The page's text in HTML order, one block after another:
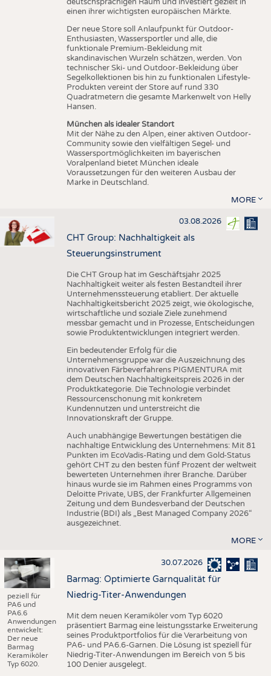
einen ihrer wichtigsten europäischen Märkte.
Der neue Store soll Anlaufpunkt für Outdoor-
Enthusiasten, Wassersportler und alle, die
funktionale Premium-Bekleidung mit
skandinavischen Wurzeln schätzen, werden. Von
technischer Ski- und Outdoor-Bekleidung über
Segelkollektionen bis hin zu funktionalen Lifestyle-
Produkten vereint der Store auf rund 330
Quadratmetern die gesamte Markenwelt von Helly
Hansen.
München als idealer Standort
Mit der Nähe zu den Alpen, einer aktiven Outdoor-
Community sowie den vielfältigen Segel- und
Wassersportmöglichkeiten im bayerischen
Voralpenland bietet München ideale
Voraussetzungen für den weiteren Ausbau der
Marke in Deutschland.
MORE
03.08.2026
CHT Group: Nachhaltigkeit als
Steuerungsinstrument
Die CHT Group hat im Geschäftsjahr 2025
Nachhaltigkeit weiter als festen Bestandteil ihrer
Unternehmenssteuerung etabliert. Der aktuelle
Nachhaltigkeitsbericht 2025 zeigt, wie ökologische,
wirtschaftliche und soziale Ziele zunehmend
messbar gemacht und in Prozesse, Entscheidungen
sowie Produktentwicklungen integriert werden.
Ein bedeutender Erfolg für die
Unternehmensgruppe war die Auszeichnung des
innovativen Färbeverfahrens PIGMENTURA mit
dem Deutschen Nachhaltigkeitspreis 2026 in der
Produktkategorie. Die Technologie verbindet
Ressourcenschonung mit konkretem
Kundennutzen und unterstreicht die
Innovationskraft der Gruppe.
Auch unabhängige Bewertungen bestätigen die
nachhaltige Entwicklung des Unternehmens: Mit 81
Punkten im EcoVadis-Rating und dem Gold-Status
gehört CHT zu den besten fünf Prozent der weltweit
bewerteten Unternehmen ihrer Branche. Darüber
hinaus wurde sie im Rahmen eines Programms von
Deloitte Private, UBS, der Frankfurter Allgemeinen
Zeitung und dem Bundesverband der Deutschen
Industrie (BDI) als „Best Managed Company 2026“
ausgezeichnet.
MORE
peziell für
PA6 und
PA6.6
Anwendungen
entwickelt:
Der neue
Barmag
Keramiköler
Typ 6020.
30.07.2026
Barmag: Optimierte Garnqualität für
Niedrig-Titer-Anwendungen
Mit dem neuen Keramiköler vom Typ 6020
präsentiert Barmag eine leistungsstarke Erweiterung
seines Produktportfolios für die Verarbeitung von
PA6- und PA6.6-Garnen. Die Lösung ist speziell für
Niedrig-Titer-Anwendungen im Bereich von 5 bis
100 Denier ausgelegt.